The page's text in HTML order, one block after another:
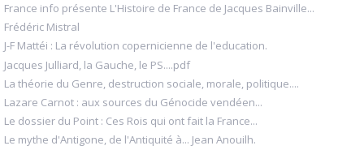
France info présente L'Histoire de France de Jacques Bainville...
Frédéric Mistral
J-F Mattéi : La révolution copernicienne de l'education.
Jacques Julliard, la Gauche, le PS....pdf
La théorie du Genre, destruction sociale, morale, politique....
Lazare Carnot : aux sources du Génocide vendéen...
Le dossier du Point : Ces Rois qui ont fait la France...
Le mythe d'Antigone, de l'Antiquité à... Jean Anouilh.